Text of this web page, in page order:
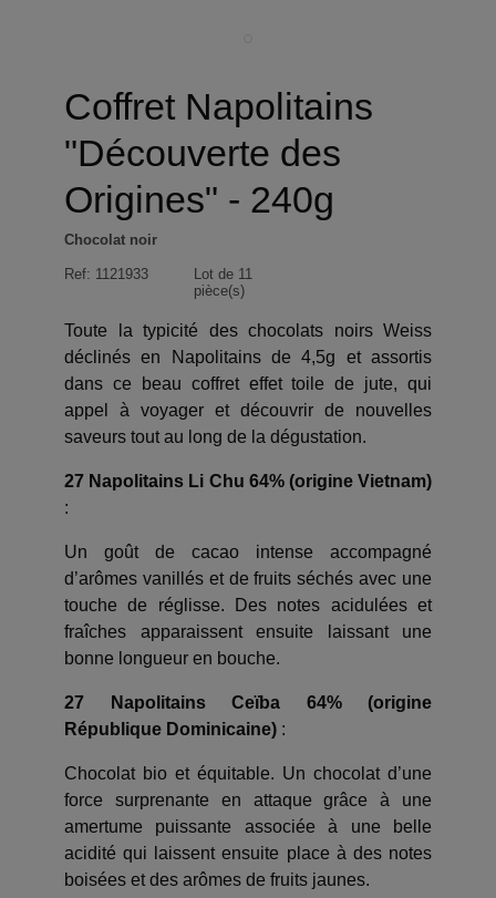
Coffret Napolitains
"Découverte des
Origines" - 240g
Chocolat noir
Ref: 1121933
Lot de 11
pièce(s)
Toute la typicité des chocolats noirs Weiss
déclinés en Napolitains de 4,5g et assortis
dans ce beau coffret effet toile de jute, qui
appel à voyager et découvrir de nouvelles
saveurs tout au long de la dégustation.
27 Napolitains Li Chu 64% (origine Vietnam)
:
Un goût de cacao intense accompagné
d’arômes vanillés et de fruits séchés avec une
touche de réglisse. Des notes acidulées et
fraîches apparaissent ensuite laissant une
bonne longueur en bouche.
27 Napolitains Ceïba 64% (origine
République Dominicaine) :
Chocolat bio et équitable. Un chocolat d’une
force surprenante en attaque grâce à une
amertume puissante associée à une belle
acidité qui laissent ensuite place à des notes
boisées et des arômes de fruits jaunes.